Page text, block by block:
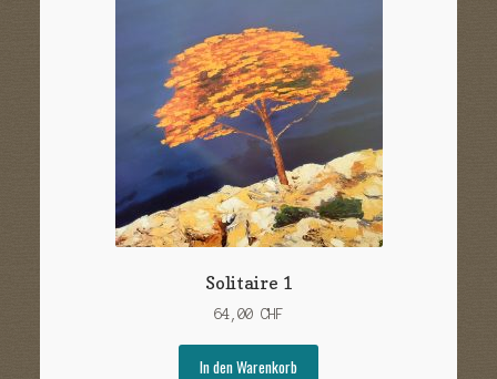
Solitaire 1
64,00 CHF
In den Warenkorb